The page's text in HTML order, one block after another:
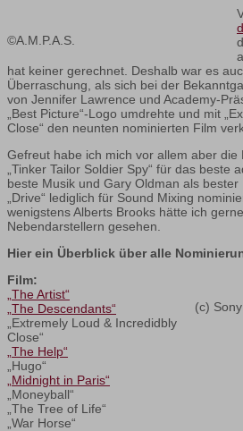
©A.M.P.A.S.
hat keiner gerechnet. Deshalb war es
Überraschung, als sich bei der
von Jennifer Lawrence und Academy-
„Best Picture“-Logo umdrehte und mit
Close“ den neunten nominierten Film
Gefreut habe ich mich vor allem aber die
„Tinker Tailor Soldier Spy“ für das beste
beste Musik und Gary Oldman als
„Drive“ lediglich für Sound Mixing
wenigstens Alberts Brooks hätte ich
Nebendarstellern gesehen.
Hier ein Überblick über alle
(c)
Film:
„The Artist“
„The Descendants“
„Extremely Loud & Incredidbly
Close“
„The Help“
„Hugo“
„Midnight in Paris“
„Moneyball“
„The Tree of Life“
„War Horse“